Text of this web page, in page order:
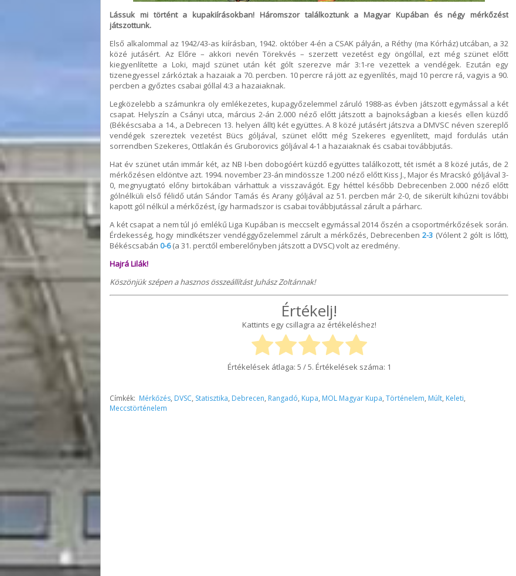
Lássuk mi történt a kupakiírásokban! Háromszor találkoztunk a Magyar Kupában és négy mérkőzést
játszottunk.
Első alkalommal az 1942/43-as kiírásban, 1942. október 4-én a CSAK pályán, a Réthy (ma Kórház) utcában, a 32
közé jutásért. Az Előre – akkori nevén Törekvés – szerzett vezetést egy öngóllal, ezt még szünet előtt
kiegyenlítette a Loki, majd szünet után két gólt szerezve már 3:1-re vezettek a vendégek. Ezután egy
tizenegyessel zárkóztak a hazaiak a 70. percben. 10 percre rá jött az egyenlítés, majd 10 percre rá, vagyis a 90.
percben a győztes csabai góllal 4:3 a hazaiaknak.
Legközelebb a számunkra oly emlékezetes, kupagyőzelemmel záruló 1988-as évben játszott egymással a két
csapat. Helyszín a Csányi utca, március 2-án 2.000 néző előtt játszott a bajnokságban a kiesés ellen küzdő
(Békéscsaba a 14., a Debrecen 13. helyen állt) két együttes. A 8 közé jutásért játszva a DMVSC néven szereplő
vendégek szereztek vezetést Bücs góljával, szünet előtt még Szekeres egyenlített, majd fordulás után
sorrendben Szekeres, Ottlakán és Gruborovics góljával 4-1 a hazaiaknak és csabai továbbjutás.
Hat év szünet után immár két, az NB I-ben dobogóért küzdő együttes találkozott, tét ismét a 8 közé jutás, de 2
mérkőzésen eldöntve azt. 1994. november 23-án mindössze 1.200 néző előtt Kiss J., Major és Mracskó góljával 3-
0, megnyugtató előny birtokában várhattuk a visszavágót. Egy héttel később Debrecenben 2.000 néző előtt
gólnélküli első félidő után Sándor Tamás és Arany góljával az 51. percben már 2-0, de sikerült kihúzni további
kapott gól nélkül a mérkőzést, így harmadszor is csabai továbbjutással zárult a párharc.
A két csapat a nem túl jó emlékű Liga Kupában is meccselt egymással 2014 őszén a csoportmérkőzések során.
Érdekesség, hogy mindkétszer vendéggyőzelemmel zárult a mérkőzés, Debrecenben2-3 (Vólent 2 gólt is lőtt),
Békéscsabán 0-6(a 31. perctől emberelőnyben játszott a DVSC) volt az eredmény.
Hajrá Lilák!
Köszönjük szépen a hasznos összeállítást Juhász Zoltánnak!
Értékelj!
Kattints egy csillagra az értékeléshez!
Értékelések átlaga: 5 / 5. Értékelések száma: 1
Címkék: Mérkőzés, DVSC, Statisztika, Debrecen, Rangadó, Kupa, MOL Magyar Kupa, Történelem, Múlt, Keleti,
Meccstörténelem